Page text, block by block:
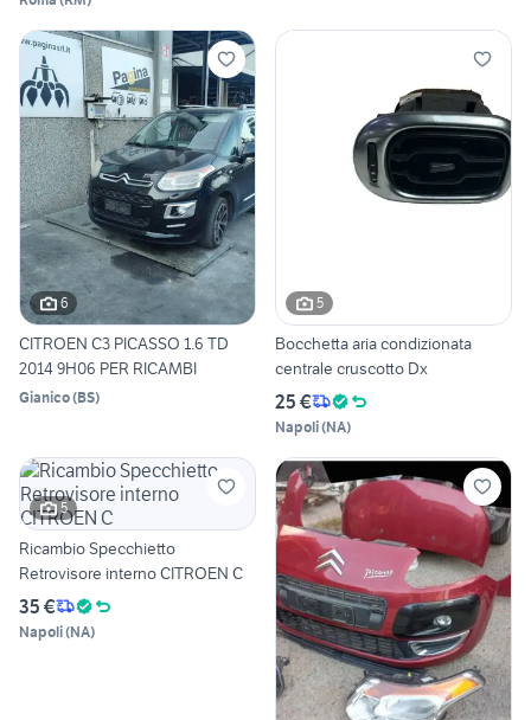
6
CITROEN C3 PICASSO 1.6 TD
2014 9H06 PER RICAMBI
Gianico(BS)
5
Bocchetta aria condizionata
centrale cruscotto Dx
25 €
Napoli(NA)
5
Ricambio Specchietto
Retrovisore interno CITROEN C
35 €
Napoli(NA)